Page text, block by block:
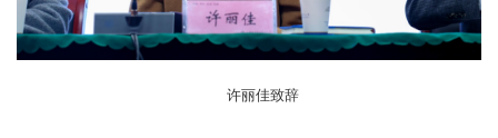
许丽佳致辞